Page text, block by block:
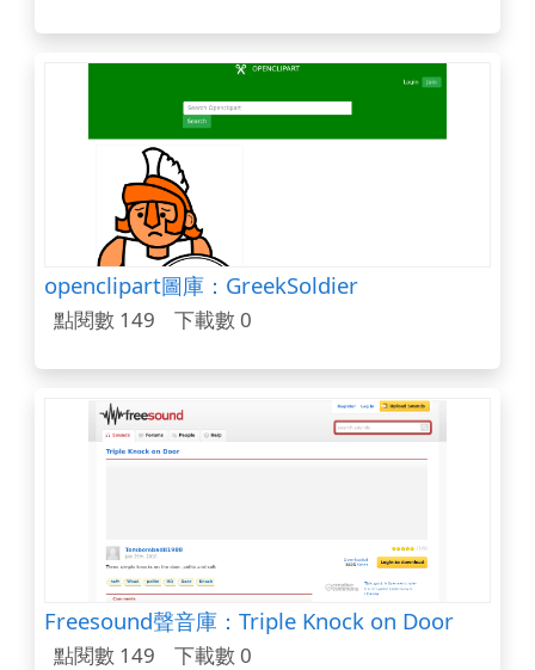
openclipart圖庫：GreekSoldier
點閱數 149 下載數 0
Freesound聲音庫：Triple Knock on Door
點閱數 149 下載數 0